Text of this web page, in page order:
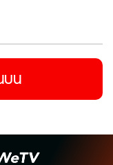
บน